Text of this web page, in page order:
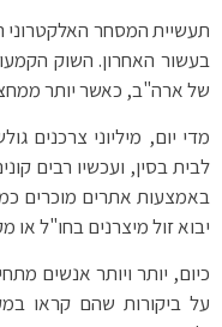
תעשיית המסחר האלקטרוני
בעשור האחרון. השוק
של ארה"ב, כאשר יותר
מדי יום, מיליוני צרכנים
לבית בסין, ועכשיו רבים
באמצעות אתרים מוכרים
יבוא זול מיצרנים בחו"ל או
כיום, יותר ויותר אנשים
על ביקורות שהם קראו